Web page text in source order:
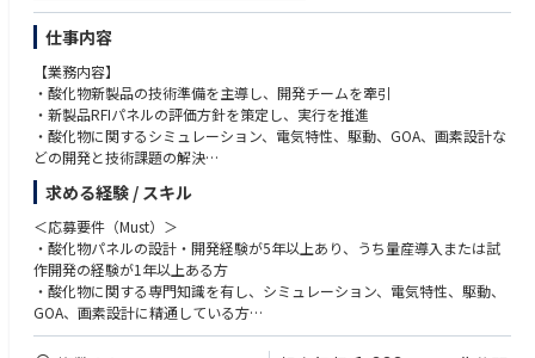
仕事内容
【業務内容】
・酸化物新製品の技術準備を主導し、開発チームを牽引
・新製品RFIパネルの評価方針を策定し、実行を推進
・酸化物に関するシミュレーション、電気特性、駆動、GOA、画素設計な
どの開発と技術課題の解決
・酸化物技術の将来戦略を策定し、研究開発を推進
求める経験 / スキル
＜応募要件（Must）＞
・酸化物パネルの設計・開発経験が5年以上あり、うち量産導入または試
作開発の経験が1年以上ある方
・酸化物に関する専門知識を有し、シミュレーション、電気特性、駆動、
GOA、画素設計に精通している方